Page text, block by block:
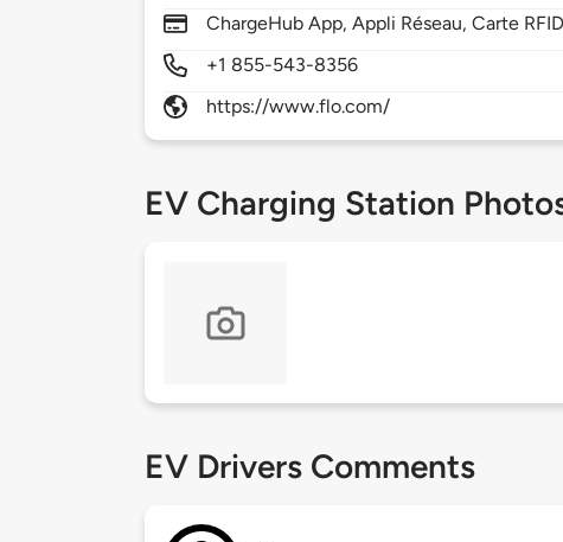
ChargeHub App, Appli Réseau, Carte RFID
+1 855-543-8356
https://www.flo.com/
EV Charging Station
EV Drivers Comments